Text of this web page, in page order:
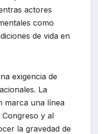
actores
como
de vida en
exigencia de
La
marca una línea
y al
la gravedad de